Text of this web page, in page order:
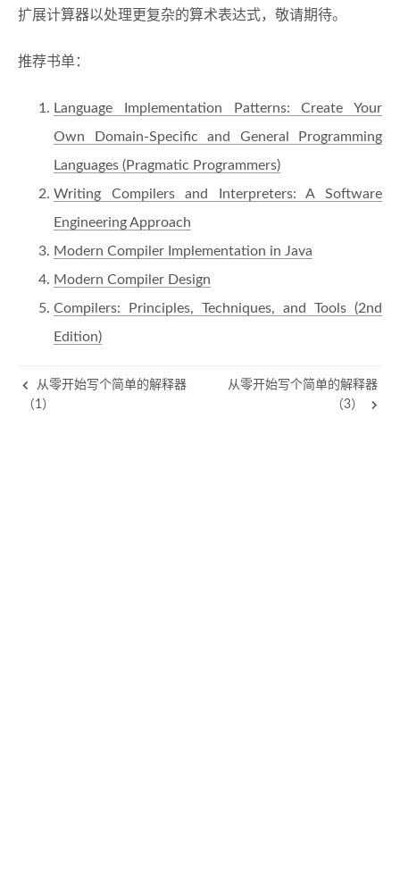
扩展计算器以处理更复杂的算术表达式，敬请期待。
推荐书单：
Language Implementation Patterns: Create Your
Own Domain-Specific and General Programming
Languages (Pragmatic Programmers)
Writing Compilers and Interpreters: A Software
Engineering Approach
Modern Compiler Implementation in Java
Modern Compiler Design
Compilers: Principles, Techniques, and Tools (2nd
Edition)
从零开始写个简单的解释器
（1）
从零开始写个简单的解释器
（3）